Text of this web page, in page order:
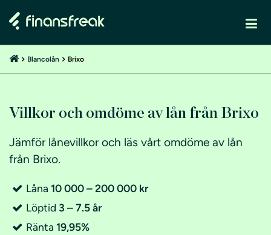
Blancolån Brixo
Villkor och omdöme av lån från Brixo
Jämför lånevillkor och läs vårt omdöme av lån
från Brixo.
Låna 10 000 – 200 000 kr
Löptid 3 – 7.5 år
Ränta 19,95%